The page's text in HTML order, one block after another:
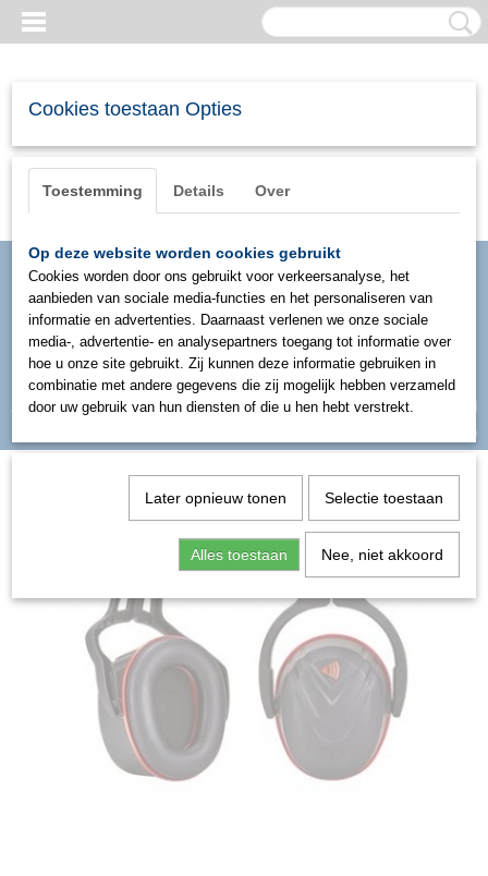
Inloggen Registreren
UW WINKELWAGEN
(0)
Cookies toestaan Opties
Toestemming Details Over
Op deze website worden cookies gebruikt
Cookies worden door ons gebruikt voor verkeersanalyse, het
aanbieden van sociale media-functies en het personaliseren van
informatie en advertenties. Daarnaast verlenen we onze sociale
media-, advertentie- en analysepartners toegang tot informatie over
hoe u onze site gebruikt. Zij kunnen deze informatie gebruiken in
combinatie met andere gegevens die zij mogelijk hebben verzameld
door uw gebruik van hun diensten of die u hen hebt verstrekt.
Later opnieuw tonen Selectie toestaan
Alles toestaan Nee, niet akkoord